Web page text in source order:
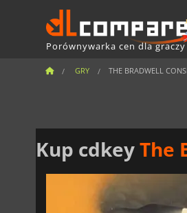
Porównywarka cen dla graczy
GRY THE BRADWELL
Kup cdkeyThe